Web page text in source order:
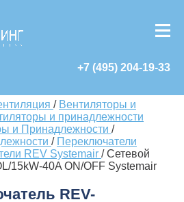
+7 (495) 204-19-33
/ Вентиляторы и
и принадлежности
и Принадлежности /
/ Переключатели
REV Systemair /Сетевой
15kW-40A ON/OFF Systemair
REV-